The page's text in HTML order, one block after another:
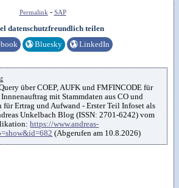
Permalink- SAP
datenschutzfreundlich teilen
🌎Bluesky 🌎LinkedIn
über COEP, AUFK und FMFINCODE für
mit Stammdaten aus CO und
für Ertrag und Aufwand - Erster Teil Infoset als
Unkelbach Blog (ISSN: 2701-6242) vom
https://www.andreas-
(Abgerufen am 10.8.2026)